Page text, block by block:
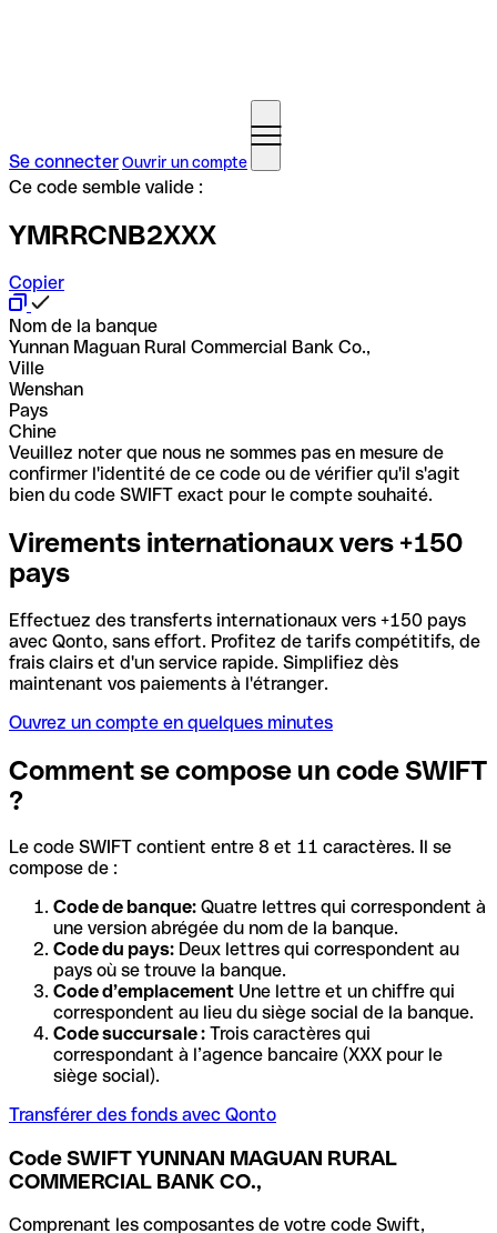
Se connecterOuvrir un compte
Ce code semble valide :
YMRRCNB2XXX
Copier
Nom de la banque
Yunnan Maguan Rural Commercial Bank Co.,
Ville
Wenshan
Pays
Chine
Veuillez noter que nous ne sommes pas en mesure de
confirmer l'identité de ce code ou de vérifier qu'il s'agit
bien du code SWIFT exact pour le compte souhaité.
Virements internationaux vers +150
pays
Effectuez des transferts internationaux vers +150 pays
avec Qonto, sans effort. Profitez de tarifs compétitifs, de
frais clairs et d'un service rapide. Simplifiez dès
maintenant vos paiements à l'étranger.
Ouvrez un compte en quelques minutes
Comment se compose un code SWIFT
?
Le code SWIFT contient entre 8 et 11 caractères. Il se
compose de :
Code de banque: Quatre lettres qui correspondent à
une version abrégée du nom de la banque.
Code du pays: Deux lettres qui correspondent au
pays où se trouve la banque.
Code d’emplacement Une lettre et un chiffre qui
correspondent au lieu du siège social de la banque.
Code succursale : Trois caractères qui
correspondant à l’agence bancaire (XXX pour le
siège social).
Transférer des fonds avec Qonto
Code SWIFT YUNNAN MAGUAN RURAL
COMMERCIAL BANK CO.,
Comprenant les composantes de votre code Swift,